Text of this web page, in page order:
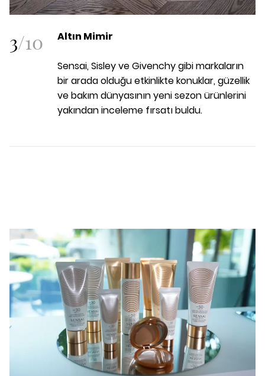
3/10 Altın Mimir
Sensai, Sisley ve Givenchy gibi markaların
bir arada olduğu etkinlikte konuklar, güzellik
ve bakım dünyasının yeni sezon ürünlerini
yakından inceleme fırsatı buldu.